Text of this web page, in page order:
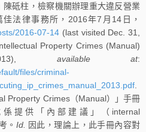
砥柱，檢察機關辦理重大違反營業
法律事務所，2016年7月14日，
2016-07-14 (last visited Dec. 31,
Property Crimes (Manual)
available at:
files/criminal-
Property Crimes（Manual）」手冊
提供「內部建議」（internal
。 Id.
因此，理論上，此手冊內容對